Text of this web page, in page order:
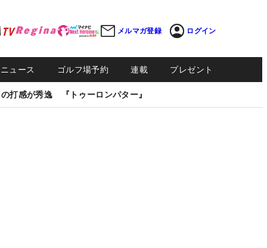
メルマガ登録 ログイン
ュース ゴルフ場予約 連載 プレゼント
打感が秀逸 『トゥーロンパター』